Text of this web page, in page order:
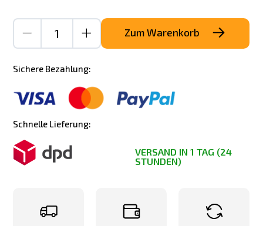
Zum Warenkorb
Sichere Bezahlung:
Schnelle Lieferung:
VERSAND IN 1 TAG (24
STUNDEN)